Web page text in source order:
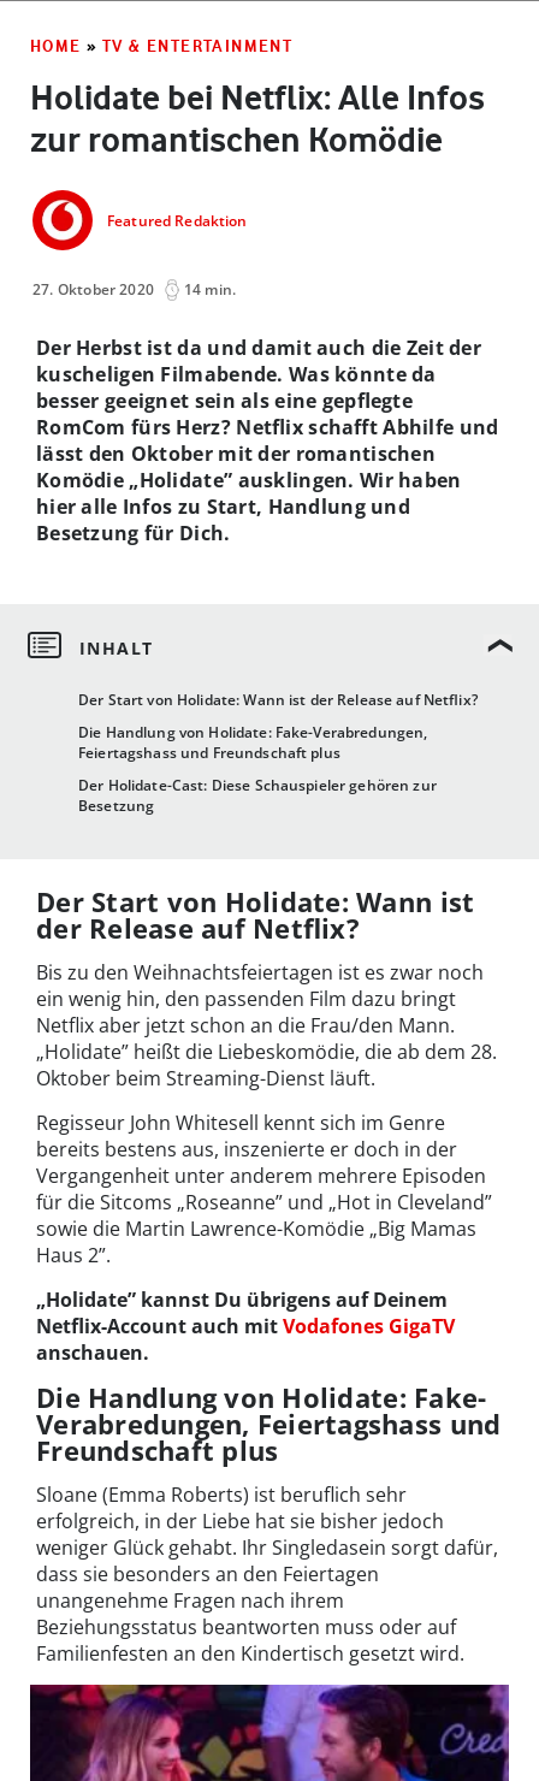
HOME » TV & ENTERTAINMENT
Holidate bei Netflix: Alle Infos
zur romantischen Komödie
Featured Redaktion
27. Oktober 2020 14 min.
Der Start von Holidate: Wann ist der Release auf Netflix?
Die Handlung von Holidate: Fake-Verabredungen,
Feiertagshass und Freundschaft plus
Der Holidate-Cast: Diese Schauspieler gehören zur
Besetzung
Der Herbst ist da und damit auch die Zeit der
kuscheligen Filmabende. Was könnte da
besser geeignet sein als eine gepflegte
RomCom fürs Herz? Netflix schafft Abhilfe und
lässt den Oktober mit der romantischen
Komödie „Holidate” ausklingen. Wir haben
hier alle Infos zu Start, Handlung und
Besetzung für Dich.
Der Start von Holidate: Wann ist
der Release auf Netflix?
Bis zu den Weihnachtsfeiertagen ist es zwar noch
ein wenig hin, den passenden Film dazu bringt
Netflix aber jetzt schon an die Frau/den Mann.
„Holidate” heißt die Liebeskomödie, die ab dem 28.
Oktober beim Streaming-Dienst läuft.
Regisseur John Whitesell kennt sich im Genre
bereits bestens aus, inszenierte er doch in der
Vergangenheit unter anderem mehrere Episoden
für die Sitcoms „Roseanne” und „Hot in Cleveland”
sowie die Martin Lawrence-Komödie „Big Mamas
Haus 2”.
„Holidate” kannst Du übrigens auf Deinem
Netflix-Account auch mitVodafones GigaTV
anschauen.
Die Handlung von Holidate: Fake-
Verabredungen, Feiertagshass und
Freundschaft plus
Sloane (Emma Roberts) ist beruflich sehr
erfolgreich, in der Liebe hat sie bisher jedoch
weniger Glück gehabt. Ihr Singledasein sorgt dafür,
dass sie besonders an den Feiertagen
unangenehme Fragen nach ihrem
Beziehungsstatus beantworten muss oder auf
Familienfesten an den Kindertisch gesetzt wird.